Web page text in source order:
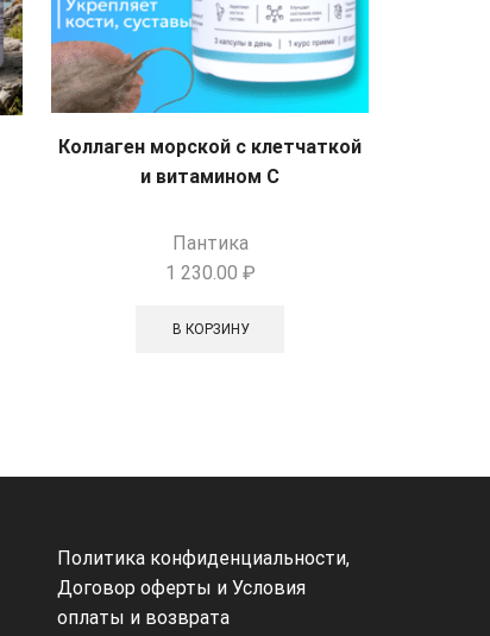
Коллаген морской с клетчаткой
и витамином С
Пантика
1 230.00 ₽
В КОРЗИНУ
Политика конфиденциальности,
Договор оферты и Условия
оплаты и возврата